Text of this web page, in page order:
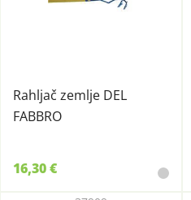
Rahljač zemlje DEL
FABBRO
16,30 €